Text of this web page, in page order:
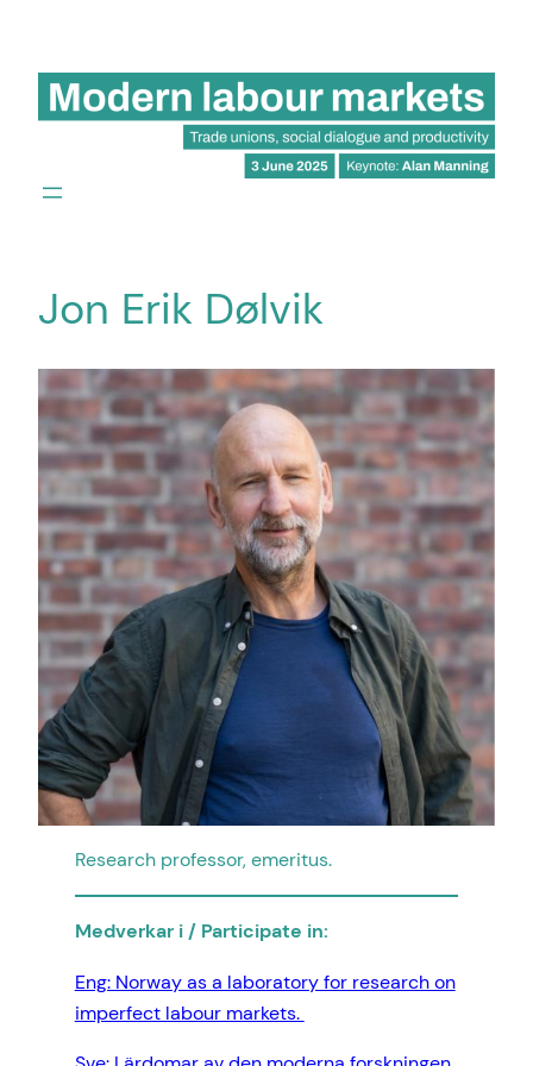
innehåll
Jon Erik Dølvik
Research professor, emeritus.
Medverkar i / Participate in:
Eng: Norway as a laboratory for research on
imperfect labour markets.